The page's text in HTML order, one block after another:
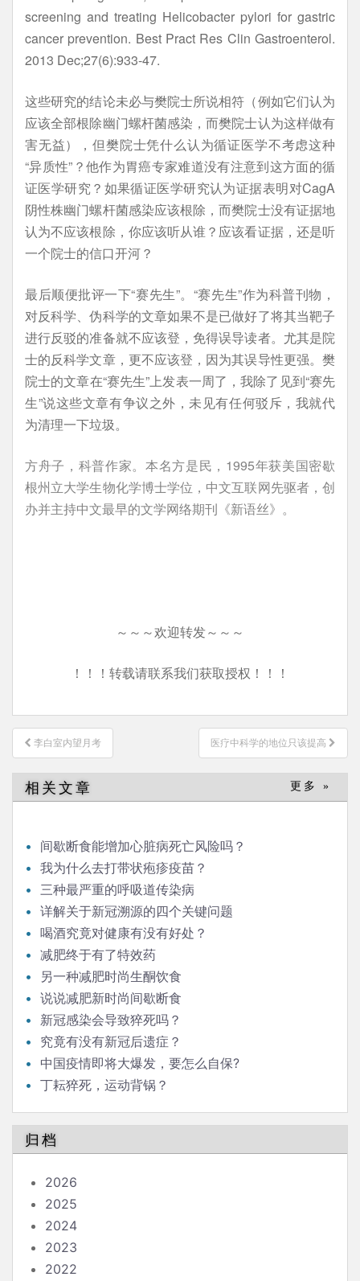
screening and treating Helicobacter pylori for gastric
cancer prevention. Best Pract Res Clin Gastroenterol.
2013 Dec;27(6):933-47.
这些研究的结论未必与樊院士所说相符（例如它们认为
应该全部根除幽门螺杆菌感染，而樊院士认为这样做有
害无益），但樊院士凭什么认为循证医学不考虑这种
“异质性”？他作为胃癌专家难道没有注意到这方面的循
证医学研究？如果循证医学研究认为证据表明对CagA
阴性株幽门螺杆菌感染应该根除，而樊院士没有证据地
认为不应该根除，你应该听从谁？应该看证据，还是听
一个院士的信口开河？
最后顺便批评一下“赛先生”。“赛先生”作为科普刊物，
对反科学、伪科学的文章如果不是已做好了将其当靶子
进行反驳的准备就不应该登，免得误导读者。尤其是院
士的反科学文章，更不应该登，因为其误导性更强。樊
院士的文章在“赛先生”上发表一周了，我除了见到“赛先
生”说这些文章有争议之外，未见有任何驳斥，我就代
为清理一下垃圾。
方舟子，科普作家。本名方是民，1995年获美国密歇
根州立大学生物化学博士学位，中文互联网先驱者，创
办并主持中文最早的文学网络期刊《新语丝》。
～～～欢迎转发～～～
！！！转载请联系我们获取授权！！！
文
章
导
航
李白室内望月考 医疗中科学的地位只该提高
相关文章 更多 »
间歇断食能增加心脏病死亡风险吗？
我为什么去打带状疱疹疫苗？
三种最严重的呼吸道传染病
详解关于新冠溯源的四个关键问题
喝酒究竟对健康有没有好处？
减肥终于有了特效药
另一种减肥时尚生酮饮食
说说减肥新时尚间歇断食
新冠感染会导致猝死吗？
究竟有没有新冠后遗症？
中国疫情即将大爆发，要怎么自保?
丁耘猝死，运动背锅？
归档
2026
2025
2024
2023
2022